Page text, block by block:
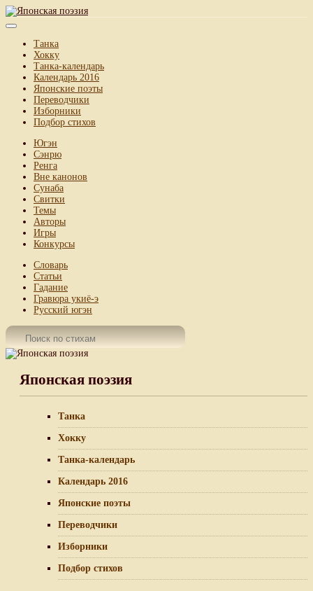
Танка
Хокку
Танка-календарь
Календарь 2016
Японские поэты
Переводчики
Изборники
Подбор стихов
Югэн
Сэнрю
Ренга
Вне канонов
Сунаба
Свитки
Темы
Авторы
Игры
Конкурсы
Словарь
Статьи
Гадание
Гравюра укиё-э
Русский югэн
Японская поэзия
Танка
Хокку
Танка-календарь
Календарь 2016
Японские поэты
Переводчики
Изборники
Подбор стихов